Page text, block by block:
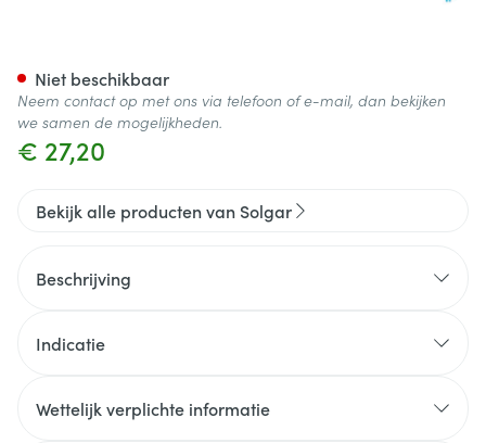
€ 27,20
Niet beschikbaar
Neem contact op met ons via telefoon of e-mail, dan bekijken
we samen de mogelijkheden.
Bekijk alle producten van Solgar
Beschrijving
Indicatie
Wettelijk verplichte informatie